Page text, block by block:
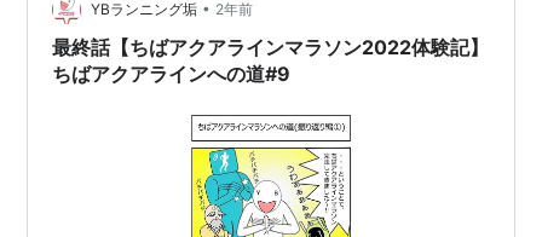
完走者
10,296人
YBランニング垢 • 2年前
最終話【ちばアクアラインマラソン2022体験記】
ちばアクアラインへの道#9